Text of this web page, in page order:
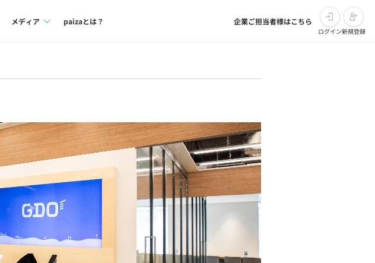
メディア paizaとは？ 企業ご担当者様はこちら
ログイン新規登録